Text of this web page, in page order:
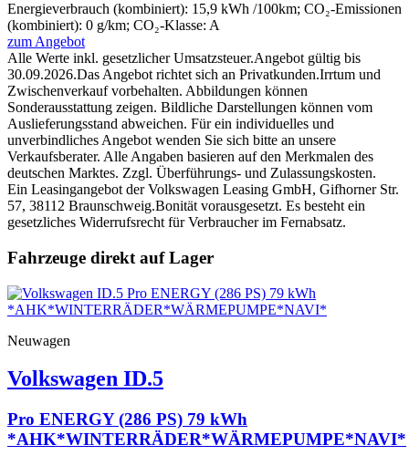
Energieverbrauch (kombiniert): 15,9 kWh /100km; CO₂-Emissionen
(kombiniert): 0 g/km; CO₂-Klasse: A
zum Angebot
Alle Werte inkl. gesetzlicher Umsatzsteuer.Angebot gültig bis
30.09.2026.Das Angebot richtet sich an Privatkunden.Irrtum und
Zwischenverkauf vorbehalten. Abbildungen können
Sonderausstattung zeigen. Bildliche Darstellungen können vom
Auslieferungsstand abweichen. Für ein individuelles und
unverbindliches Angebot wenden Sie sich bitte an unsere
Verkaufsberater. Alle Angaben basieren auf den Merkmalen des
deutschen Marktes. Zzgl. Überführungs- und Zulassungskosten.
Ein Leasingangebot der Volkswagen Leasing GmbH, Gifhorner Str.
57, 38112 Braunschweig.Bonität vorausgesetzt. Es besteht ein
gesetzliches Widerrufsrecht für Verbraucher im Fernabsatz.
Fahrzeuge direkt auf Lager
Neuwagen
Volkswagen ID.5
Pro ENERGY (286 PS) 79 kWh
*AHK*WINTERRÄDER*WÄRMEPUMPE*NAVI*